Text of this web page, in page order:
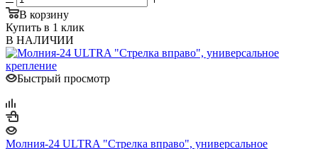
В корзину
Купить в 1 клик
В НАЛИЧИИ
Быстрый просмотр
Молния-24 ULTRA "Стрелка вправо", универсальное